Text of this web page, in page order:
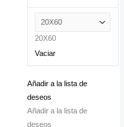
20X60
Vaciar
Añadir a la lista de
deseos
Añadir a la lista de
deseos